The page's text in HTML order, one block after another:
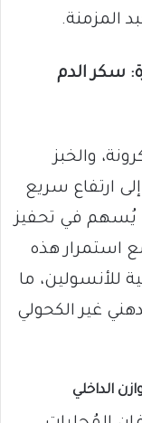
المزمنة.
سكر الدم
والخبز
ارتفاع سريع
يُسهم في تحفيز
استمرار هذه
للأنسولين، ما
غير الكحولي
الداخلي